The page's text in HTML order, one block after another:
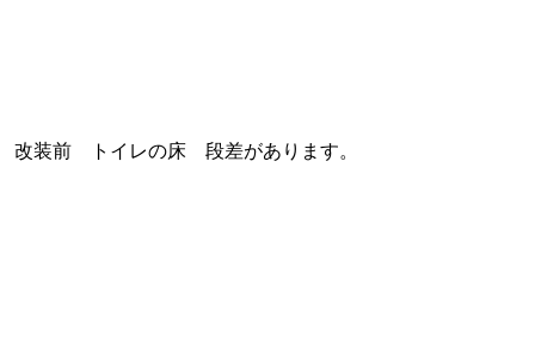
改装前 トイレの床 段差があります。